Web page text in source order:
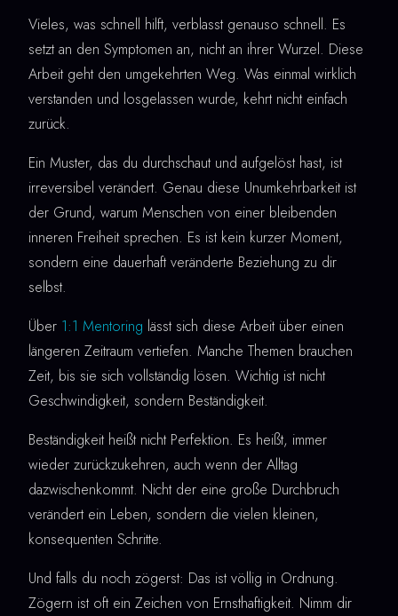
Vieles, was schnell hilft, verblasst genauso schnell. Es
setzt an den Symptomen an, nicht an ihrer Wurzel. Diese
Arbeit geht den umgekehrten Weg. Was einmal wirklich
verstanden und losgelassen wurde, kehrt nicht einfach
zurück.
Ein Muster, das du durchschaut und aufgelöst hast, ist
irreversibel verändert. Genau diese Unumkehrbarkeit ist
der Grund, warum Menschen von einer bleibenden
inneren Freiheit sprechen. Es ist kein kurzer Moment,
sondern eine dauerhaft veränderte Beziehung zu dir
selbst.
Über 1:1 Mentoring lässt sich diese Arbeit über einen
längeren Zeitraum vertiefen. Manche Themen brauchen
Zeit, bis sie sich vollständig lösen. Wichtig ist nicht
Geschwindigkeit, sondern Beständigkeit.
Beständigkeit heißt nicht Perfektion. Es heißt, immer
wieder zurückzukehren, auch wenn der Alltag
dazwischenkommt. Nicht der eine große Durchbruch
verändert ein Leben, sondern die vielen kleinen,
konsequenten Schritte.
Und falls du noch zögerst: Das ist völlig in Ordnung.
Zögern ist oft ein Zeichen von Ernsthaftigkeit. Nimm dir